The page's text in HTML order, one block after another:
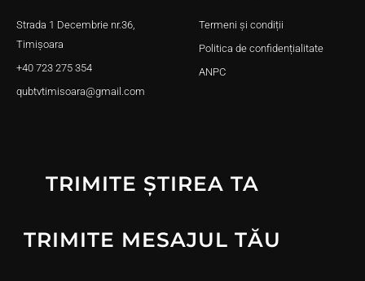
Strada 1 Decembrie nr.36,
Timișoara
+40 723 275 354
qubtvtimisoara@gmail.com
Termeni și condiții
Politica de confidențialitate
ANPC
TRIMITE ȘTIREA TA
TRIMITE MESAJUL TĂU